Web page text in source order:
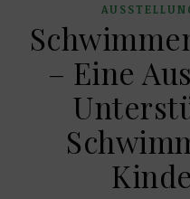
­– Eine